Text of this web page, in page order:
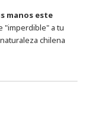
manos este
"imperdible" a tu
chilena